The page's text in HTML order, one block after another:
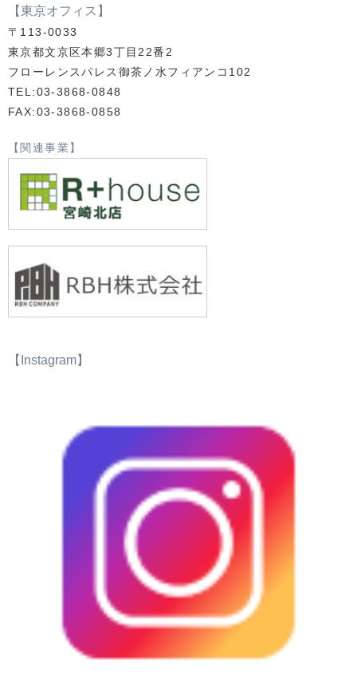
【東京オフィス】
〒113-0033
東京都文京区本郷3丁目22番2
フローレンスパレス御茶ノ水フィアンコ102
TEL:03-3868-0848
FAX:03-3868-0858
【関連事業】
【Instagram】